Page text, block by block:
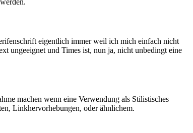
eigentlich immer weil ich mich einfach nicht
ungeeignet und Times ist, nun ja, nicht unbedingt eine
machen wenn eine Verwendung als Stilistisches
Linkhervorhebungen, oder ähnlichem.